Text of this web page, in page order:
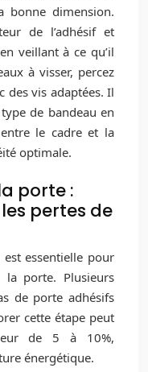
bonne dimension.
de l’adhésif et
veillant à ce qu’il
à visser, percez
des vis adaptées. Il
de bandeau en
le cadre et la
optimale.
porte :
pertes de
est essentielle pour
la porte. Plusieurs
de porte adhésifs
cette étape peut
de 5 à 10%,
énergétique.